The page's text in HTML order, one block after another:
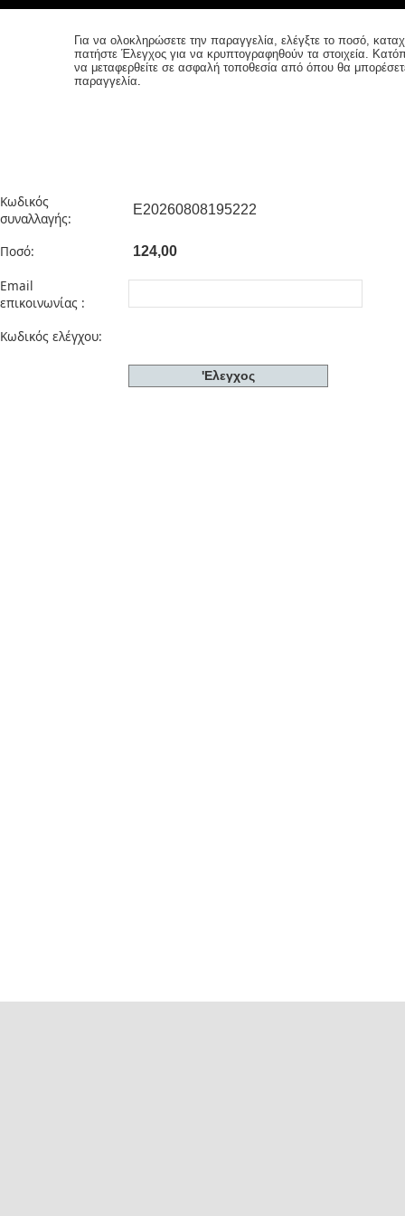
Για να ολοκληρώσετε την παραγγελία, ελέγξτε το ποσό,
πατήστε Έλεγχος για να κρυπτογραφηθούν τα στοιχεία.
να μεταφερθείτε σε ασφαλή τοποθεσία από όπου θα
παραγγελία
Κωδικός
συναλλαγής:
Ποσό:
Email
επικοινωνίας :
Κωδικός ελέγχου: